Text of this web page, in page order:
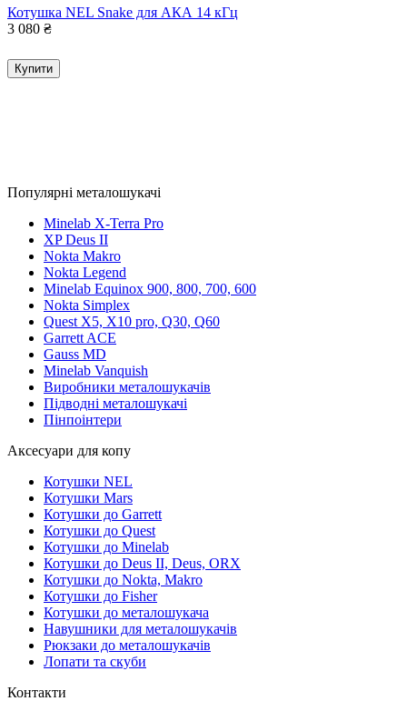
Котушка NEL Snake для АКА 14 кГц
3 080 ₴
Купити
Популярні металошукачі
Minelab X-Terra Pro
XP Deus II
Nokta Makro
Nokta Legend
Minelab Equinox 900, 800, 700, 600
Nokta Simplex
Quest X5, X10 pro, Q30, Q60
Garrett ACE
Gauss MD
Minelab Vanquish
Виробники металошукачів
Підводні металошукачі
Пінпоінтери
Аксесуари для копу
Котушки NEL
Котушки Mars
Котушки до Garrett
Котушки до Quest
Котушки до Minelab
Котушки до Deus II, Deus, ORX
Котушки до Nokta, Makro
Котушки до Fisher
Котушки до металошукача
Навушники для металошукачів
Рюкзаки до металошукачів
Лопати та скуби
Контакти